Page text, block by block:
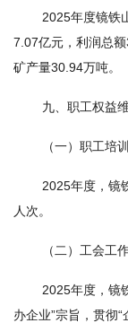
2025年度镜铁
7.07亿元，利润总
矿产量30.94万吨。
九、职工权益
（一）职工培
2025年度，镜
人次。
（二）工会工
2025年度，镜
办企业”宗旨，贯彻